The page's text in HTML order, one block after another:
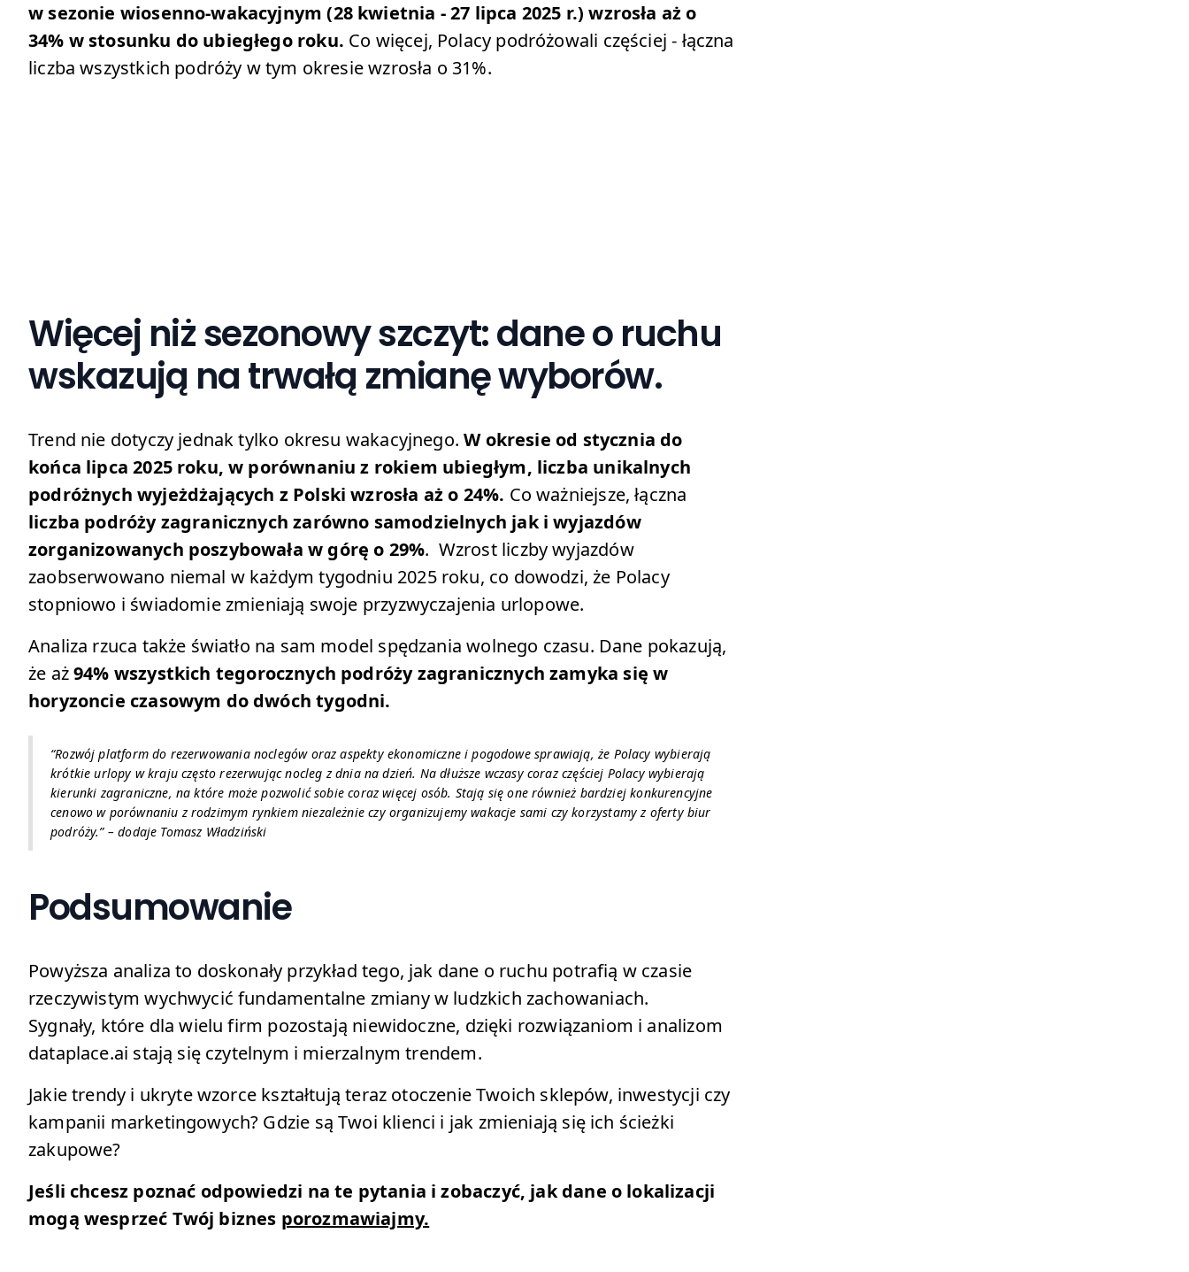
w sezonie wiosenno-wakacyjnym (28 kwietnia - 27 lipca 2025 r.) wzrosła aż o
34% w stosunku do ubiegłego roku. Co więcej, Polacy podróżowali częściej - łączna
liczba wszystkich podróży w tym okresie wzrosła o 31%.
Więcej niż sezonowy szczyt: dane o ruchu
wskazują na trwałą zmianę wyborów.
Trend nie dotyczy jednak tylko okresu wakacyjnego.W okresie od stycznia do
końca lipca 2025 roku, w porównaniu z rokiem ubiegłym, liczba unikalnych
podróżnych wyjeżdżających z Polski wzrosła aż o 24%. Co ważniejsze, łączna
liczba podróży zagranicznych zarówno samodzielnych jak i wyjazdów
zorganizowanych poszybowała w górę o 29%. Wzrost liczby wyjazdów
zaobserwowano niemal w każdym tygodniu 2025 roku, co dowodzi, że Polacy
stopniowo i świadomie zmieniają swoje przyzwyczajenia urlopowe.
Analiza rzuca także światło na sam model spędzania wolnego czasu. Dane pokazują,
że aż94% wszystkich tegorocznych podróży zagranicznych zamyka się w
horyzoncie czasowym do dwóch tygodni.
“Rozwój platform do rezerwowania noclegów oraz aspekty ekonomiczne i pogodowe sprawiają, że Polacy wybierają
krótkie urlopy w kraju często rezerwując nocleg z dnia na dzień. Na dłuższe wczasy coraz częściej Polacy wybierają
kierunki zagraniczne, na które może pozwolić sobie coraz więcej osób. Stają się one również bardziej konkurencyjne
cenowo w porównaniu z rodzimym rynkiem niezależnie czy organizujemy wakacje sami czy korzystamy z oferty biur
podróży.” –dodaje Tomasz Władziński
Podsumowanie
Powyższa analiza to doskonały przykład tego, jak dane o ruchu potrafią w czasie
rzeczywistym wychwycić fundamentalne zmiany w ludzkich zachowaniach.
Sygnały, które dla wielu firm pozostają niewidoczne, dzięki rozwiązaniom i analizom
dataplace.ai stają się czytelnym i mierzalnym trendem.
Jakie trendy i ukryte wzorce kształtują teraz otoczenie Twoich sklepów, inwestycji czy
kampanii marketingowych? Gdzie są Twoi klienci i jak zmieniają się ich ścieżki
zakupowe?
Jeśli chcesz poznać odpowiedzi na te pytania i zobaczyć, jak dane o lokalizacji
mogą wesprzeć Twój biznes porozmawiajmy.